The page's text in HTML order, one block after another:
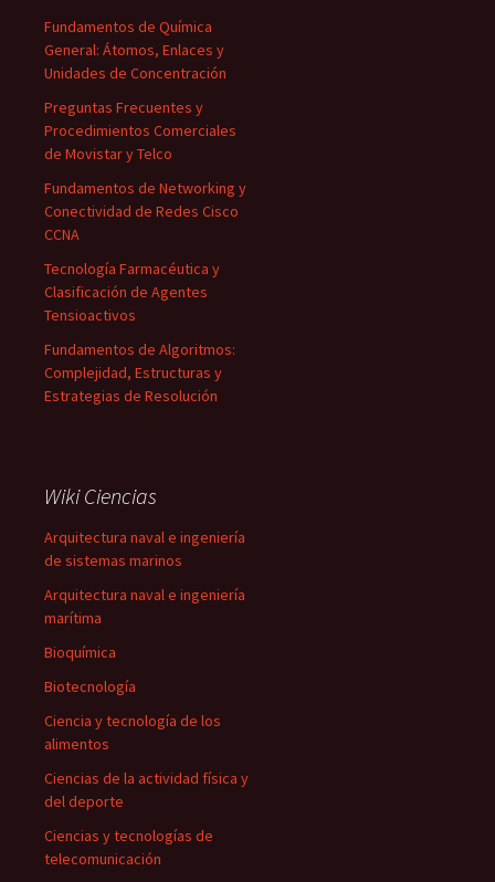
Fundamentos de Química
General: Átomos, Enlaces y
Unidades de Concentración
Preguntas Frecuentes y
Procedimientos Comerciales
de Movistar y Telco
Fundamentos de Networking y
Conectividad de Redes Cisco
CCNA
Tecnología Farmacéutica y
Clasificación de Agentes
Tensioactivos
Fundamentos de Algoritmos:
Complejidad, Estructuras y
Estrategias de Resolución
Wiki Ciencias
Arquitectura naval e ingeniería
de sistemas marinos
Arquitectura naval e ingeniería
marítima
Bioquímica
Biotecnología
Ciencia y tecnología de los
alimentos
Ciencias de la actividad física y
del deporte
Ciencias y tecnologías de
telecomunicación